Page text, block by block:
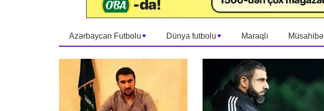
Azərbaycan Futbolu Dünya futbolu Maraqlı Müsahibə